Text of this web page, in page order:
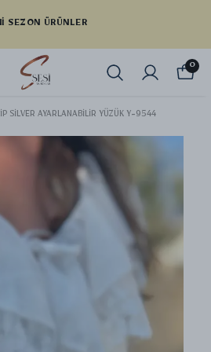
SEZON ÜRÜNLER
0
SİLVER AYARLANABİLİR YÜZÜK Y-9544